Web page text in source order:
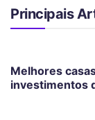
Principais
Melhores
investimentos